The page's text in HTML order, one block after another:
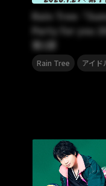
Rain Tree『
Party for you
第1部
Rain Tree アイド